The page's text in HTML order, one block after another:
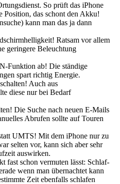
So prüft das iPhone
Position, das schont den Akku!
kann man das ja dann
Ratsam vor allem
geringere Beleuchtung
Funktion ab! Die ständige
spart richtig Energie.
Auch aus
diese nur bei Bedarf
Die Suche nach neuen E-Mails
Abrufen sollte auf Touren
UMTS! Mit dem iPhone nur zu
selten vor, kann sich aber sehr
auswirken.
fast schon vermuten lässt: Schlaf-
wenn man übernachtet kann
Zeit ebenfalls schlafen